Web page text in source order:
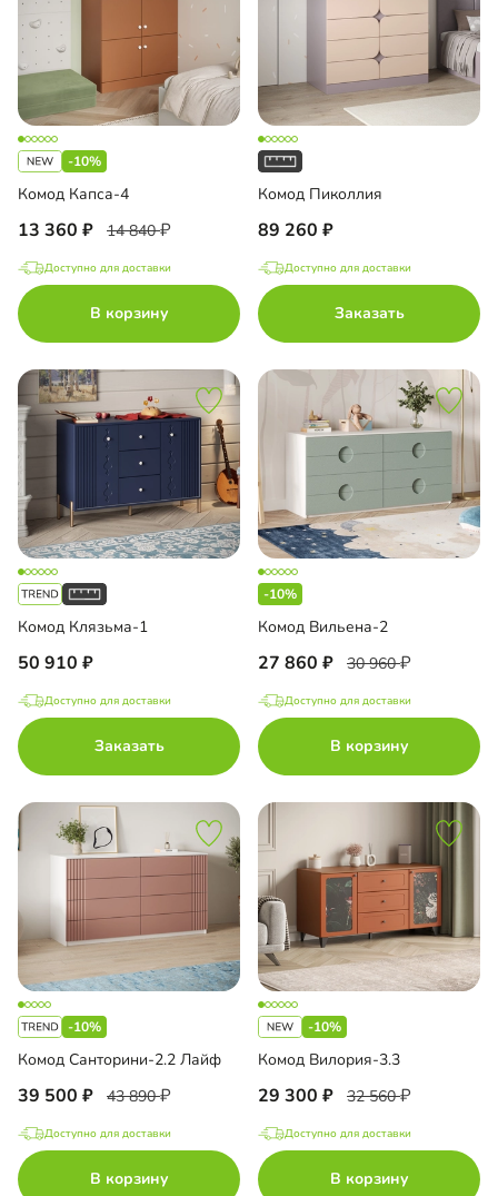
-10%
Комод Капса-4
13 360 14 840
Доступно для доставки
В корзину
Комод Пиколлия
89 260
Доступно для доставки
Заказать
Комод Клязьма-1
50 910
Доступно для доставки
Заказать
-10%
Комод Вильена-2
27 860 30 960
Доступно для доставки
В корзину
-10%
Комод Санторини-2.2 Лайф
39 500 43 890
Доступно для доставки
В корзину
-10%
Комод Вилория-3.3
29 300 32 560
Доступно для доставки
В корзину